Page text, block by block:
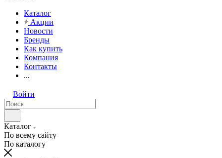
Каталог
Акции
Новости
Бренды
Как купить
Компания
Контакты
...
Войти
Каталог
По всему сайту
По каталогу